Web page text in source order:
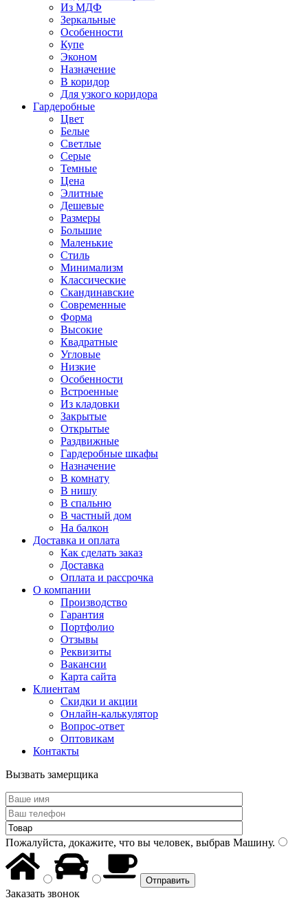
Из МДФ
Зеркальные
Особенности
Купе
Эконом
Назначение
В коридор
Для узкого коридора
Гардеробные
Цвет
Белые
Светлые
Серые
Темные
Цена
Элитные
Дешевые
Размеры
Большие
Маленькие
Стиль
Минимализм
Классические
Скандинавские
Современные
Форма
Высокие
Квадратные
Угловые
Низкие
Особенности
Встроенные
Из кладовки
Закрытые
Открытые
Раздвижные
Гардеробные шкафы
Назначение
В комнату
В нишу
В спальню
В частный дом
На балкон
Доставка и оплата
Как сделать заказ
Доставка
Оплата и рассрочка
О компании
Производство
Гарантия
Портфолио
Отзывы
Реквизиты
Вакансии
Карта сайта
Клиентам
Скидки и акции
Онлайн-калькулятор
Вопрос-ответ
Оптовикам
Контакты
Вызвать замерщика
Пожалуйста, докажите, что вы человек, выбрав Машину.
Заказать звонок